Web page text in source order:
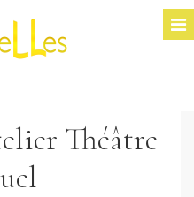
Théâtre